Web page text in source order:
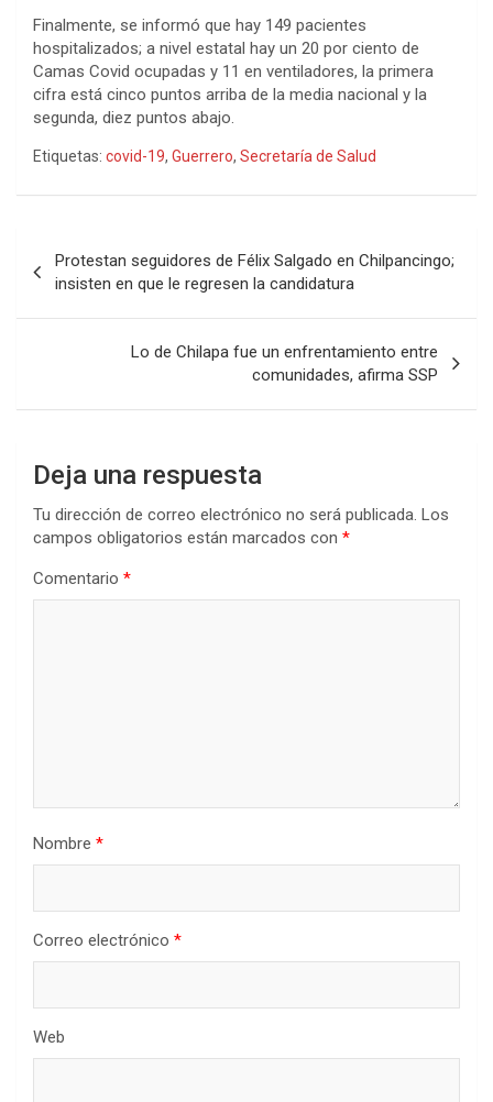
Finalmente, se informó que hay 149 pacientes
hospitalizados; a nivel estatal hay un 20 por ciento de
Camas Covid ocupadas y 11 en ventiladores, la primera
cifra está cinco puntos arriba de la media nacional y la
segunda, diez puntos abajo.
Etiquetas: covid-19, Guerrero, Secretaría de Salud
de
entradas
Protestan seguidores de Félix Salgado en Chilpancingo;
insisten en que le regresen la candidatura
Lo de Chilapa fue un enfrentamiento entre
comunidades, afirma SSP
Deja una respuesta
Tu dirección de correo electrónico no será publicada. Los
campos obligatorios están marcados con *
Comentario *
Nombre *
Correo electrónico *
Web